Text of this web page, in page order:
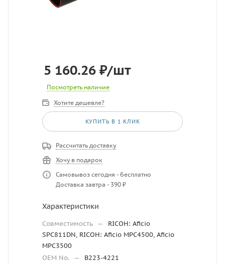
5 160.26 ₽/шт
Посмотреть наличие
Хотите дешевле?
КУПИТЬ В 1 КЛИК
Рассчитать доставку
Хочу в подарок
Самовывоз сегодня - бесплатно
Доставка завтра - 390 ₽
Характеристики
Совместимость —
RICOH: Aficio
SPC811DN, RICOH: Aficio MPC4500, Aficio
MPC3500
OEM No.
—
B223-4221